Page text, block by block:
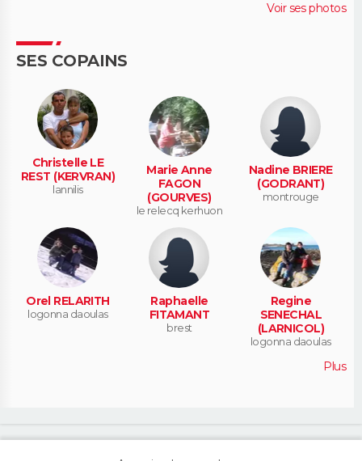
Voir ses photos
SES COPAINS
Christelle LE
REST (KERVRAN)
lannilis
Marie Anne
FAGON
(GOURVES)
le relecq kerhuon
Nadine BRIERE
(GODRANT)
montrouge
Orel RELARITH
logonna daoulas
Raphaelle
FITAMANT
brest
Regine
SENECHAL
(LARNICOL)
logonna daoulas
Plus